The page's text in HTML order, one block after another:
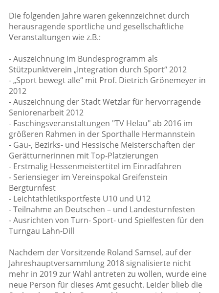
Die folgenden Jahre waren gekennzeichnet durch
herausragende sportliche und gesellschaftliche
Veranstaltungen wie z.B.:
- Auszeichnung im Bundesprogramm als
Stützpunktverein „Integration durch Sport“ 2012
- „Sport bewegt alle“ mit Prof. Dietrich Grönemeyer in
2012
- Auszeichnung der Stadt Wetzlar für hervorragende
Seniorenarbeit 2012
- Faschingsveranstaltungen "TV Helau" ab 2016 im
größeren Rahmen in der Sporthalle Hermannstein
- Gau-, Bezirks- und Hessische Meisterschaften der
Gerätturnerinnen mit Top-Platzierungen
- Erstmalig Hessenmeistertitel im Einradfahren
- Seriensieger im Vereinspokal Greifenstein
Bergturnfest
- Leichtathletiksportfeste U10 und U12
- Teilnahme an Deutschen – und Landesturnfesten
- Ausrichten von Turn- Sport- und Spielfesten für den
Turngau Lahn-Dill
Nachdem der Vorsitzende Roland Samsel, auf der
Jahreshauptversammlung 2018 signalisierte nicht
mehr in 2019 zur Wahl antreten zu wollen, wurde eine
neue Person für dieses Amt gesucht. Leider blieb die